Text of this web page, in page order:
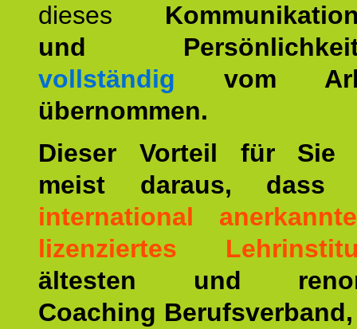
dieses
und
vollständig vom
übernommen.
Dieser Vorteil für Sie
meist daraus,
international
lizenziertes
ältesten und
Coaching